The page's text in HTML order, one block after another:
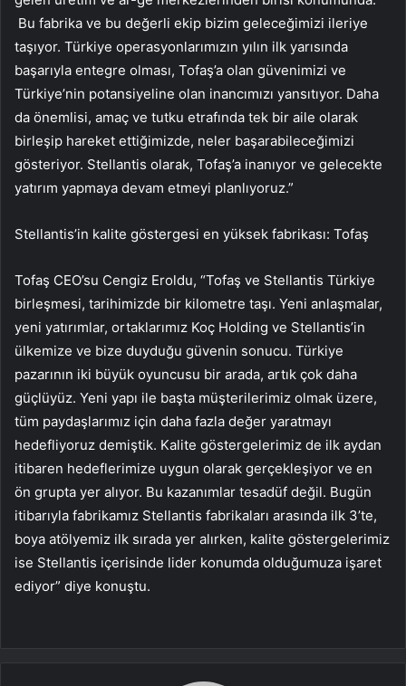
Bu fabrika ve bu değerli ekip bizim geleceğimizi ileriye
taşıyor. Türkiye operasyonlarımızın yılın ilk yarısında
başarıyla entegre olması, Tofaş’a olan güvenimizi ve
Türkiye’nin potansiyeline olan inancımızı yansıtıyor. Daha
da önemlisi, amaç ve tutku etrafında tek bir aile olarak
birleşip hareket ettiğimizde, neler başarabileceğimizi
gösteriyor. Stellantis olarak, Tofaş’a inanıyor ve gelecekte
yatırım yapmaya devam etmeyi planlıyoruz.”
Stellantis’in kalite göstergesi en yüksek fabrikası: Tofaş
Tofaş CEO’su Cengiz Eroldu, “Tofaş ve Stellantis Türkiye
birleşmesi, tarihimizde bir kilometre taşı. Yeni anlaşmalar,
yeni yatırımlar, ortaklarımız Koç Holding ve Stellantis’in
ülkemize ve bize duyduğu güvenin sonucu. Türkiye
pazarının iki büyük oyuncusu bir arada, artık çok daha
güçlüyüz. Yeni yapı ile başta müşterilerimiz olmak üzere,
tüm paydaşlarımız için daha fazla değer yaratmayı
hedefliyoruz demiştik. Kalite göstergelerimiz de ilk aydan
itibaren hedeflerimize uygun olarak gerçekleşiyor ve en
ön grupta yer alıyor. Bu kazanımlar tesadüf değil. Bugün
itibarıyla fabrikamız Stellantis fabrikaları arasında ilk 3’te,
boya atölyemiz ilk sırada yer alırken, kalite göstergelerimiz
ise Stellantis içerisinde lider konumda olduğumuza işaret
ediyor” diye konuştu.